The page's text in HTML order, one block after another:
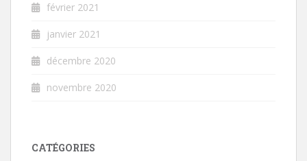
février 2021
janvier 2021
décembre 2020
novembre 2020
CATÉGORIES